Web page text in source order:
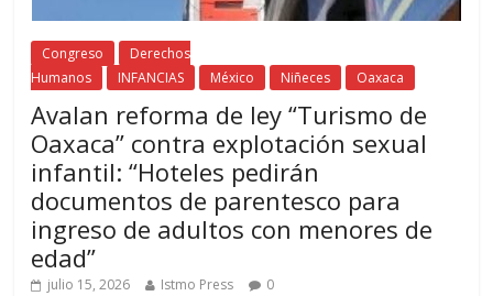
Congreso
Derechos
Humanos
INFANCIAS México Niñeces Oaxaca
Avalan reforma de ley “Turismo de
Oaxaca” contra explotación sexual
infantil: “Hoteles pedirán
documentos de parentesco para
ingreso de adultos con menores de
edad”
julio 15, 2026 Istmo Press 0